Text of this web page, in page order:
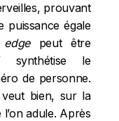
prouvant
puissance égale
peut être
synthétise le
de personne.
veut bien, sur la
adule. Après